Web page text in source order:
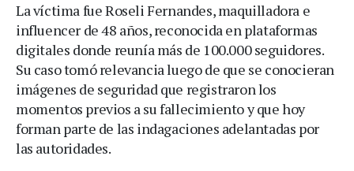
La víctima fue Roseli Fernandes, maquilladora e
influencer de 48 años, reconocida en plataformas
digitales donde reunía más de 100.000 seguidores.
Su caso tomó relevancia luego de que se conocieran
imágenes de seguridad que registraron los
momentos previos a su fallecimiento y que hoy
forman parte de las indagaciones adelantadas por
las autoridades.